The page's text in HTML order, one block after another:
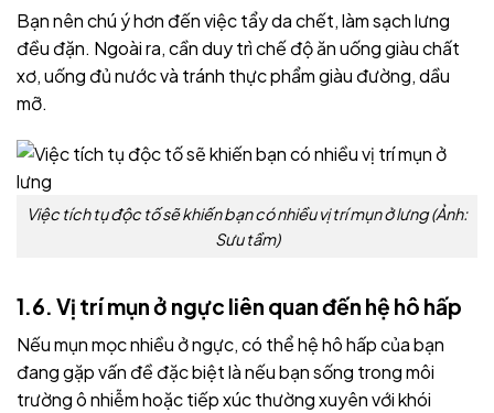
Bạn nênchú ý hơn đến việc tẩy da chết, làm sạch lưng
đều đặn. Ngoài ra, cần duy trì chế độ ăn uống giàu chất
xơ, uống đủ nước và tránh thực phẩm giàu đường, dầu
mỡ.
Việc tích tụ độc tố sẽ khiến bạn có nhiều vị trí mụn ở lưng (Ảnh:
Sưu tầm)
1.6. Vị trí mụn ở ngực liên quan đến hệ hô hấp
Nếu mụn mọc nhiều ở ngực, có thể hệ hô hấp của bạn
đang gặp vấn đề đặc biệt là nếu bạn sống trong môi
trường ô nhiễm hoặc tiếp xúc thường xuyên với khói